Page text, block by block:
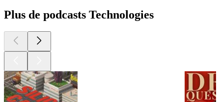
Plus de podcasts Technologies